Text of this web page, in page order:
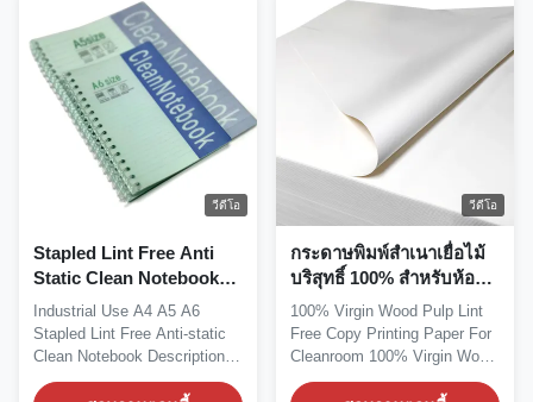
วีดีโอ
Stapled Lint Free Anti
Static Clean Notebook
ใช้ในอุตสาหกรรม A4 A5
A6
Industrial Use A4 A5 A6
Stapled Lint Free Anti-static
Clean Notebook Description:
Liner or spiral...
วีดีโอ
กระดาษพิมพ์สำเนาเยื่อไม้
บริสุทธิ์ 100% สำหรับห้อง
คลีนรูม
100% Virgin Wood Pulp Lint
Free Copy Printing Paper For
Cleanroom 100% Virgin Wood
Pulp Copy...